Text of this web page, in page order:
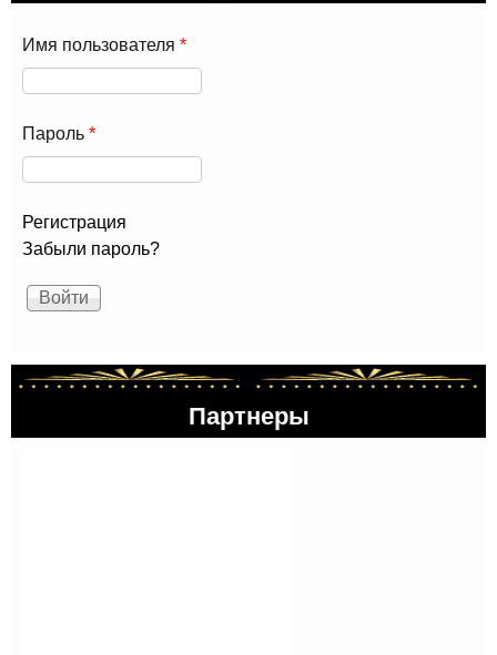
Имя пользователя *
Пароль *
Регистрация
Забыли пароль?
Партнеры